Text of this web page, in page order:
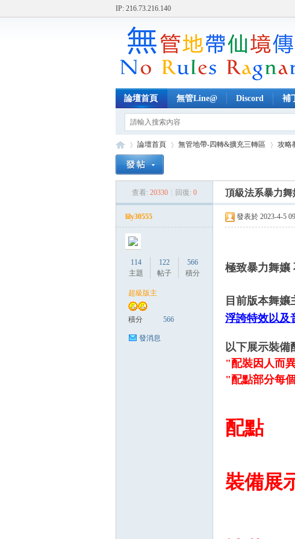
IP: 216.73.216.140
論壇首頁 無管Line@ Discord 補
論壇首頁
›
無管地帶-四轉&擴充三轉區
›
攻略
查看: 20330 回復: 0 頂級法系暴力
lily30555
114
主題
122
帖子
566
積分
超級版主
積分 566
發消息
發表於 2023-4-5
極致暴力舞孃
目前版本舞孃
浮誇特效以及
以下展示裝備
"配裝因人而
"配點部分每
配點
裝備展